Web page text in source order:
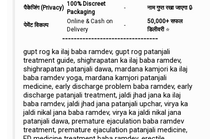
पैकेजिंग (Privacy)
100% Discreet
Packaging
- नाम गुप्त रखा जाएगा🔒
पेमेंट विकल्प
Online & Cash on
Delivery
-
50,000+ सफल
डिलीवरी⭐
---------------------------------
gupt rog ka ilaj baba ramdev, gupt rog patanjali
treatment guide, shighrapatan ka ilaj baba ramdev,
shighrapatan patanjali dawa, mardana kamjori ka ilaj
baba ramdev yoga, mardana kamjori patanjali
medicine, early discharge problem baba ramdev, early
discharge patanjali treatment, jaldi jhad jana ka ilaj
baba ramdev, jaldi jhad jana patanjali upchar, virya ka
jaldi nikal jana baba ramdev, virya ka jaldi nikal jana
patanjali dawa, premature ejaculation baba ramdev
treatment, premature ejaculation patanjali medicine,